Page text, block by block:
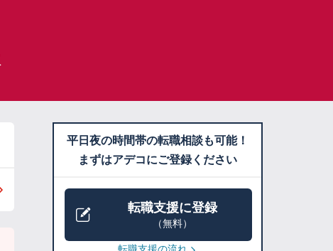
平日夜の時間帯の転職相談も可能！
まずはアデコにご登録ください
転職支援に登録
（無料）